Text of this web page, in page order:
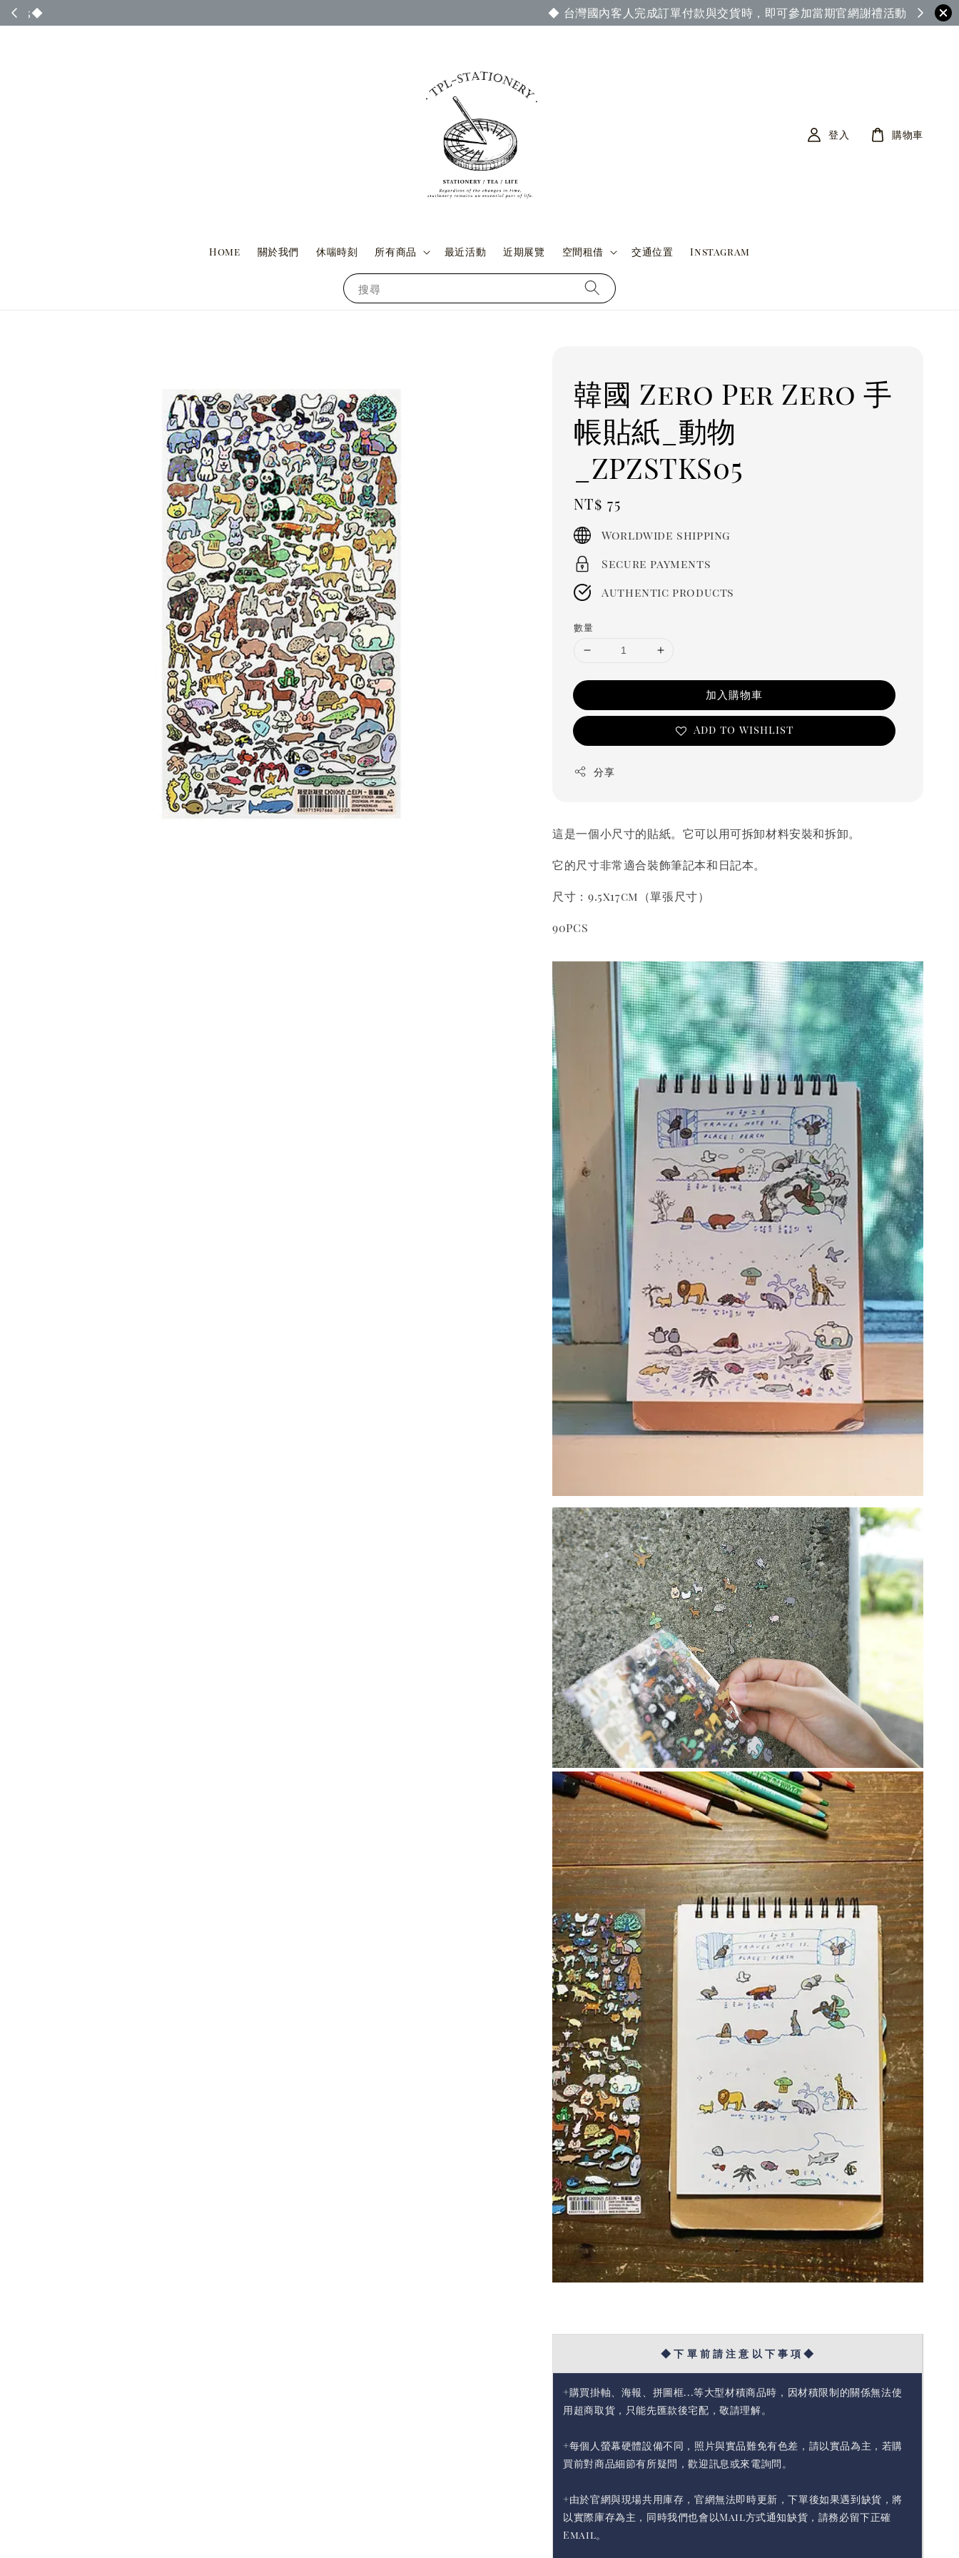
◆ 台灣國內客人完成訂單付款與交貨時，即可參加當期官網謝禮活動 ◆ (詳情請至茶筆巷FB查看)
搜尋
Home 關於我們 休喘時刻 所有商品 最近活動 近期展覽 空間租借 交通位置 Instagram
登入 購物車
韓國 Zero Per Zero 手
帳貼紙_動物
_ZPZSTKS05
Regular
price
NT$ 75
Worldwide shipping
Secure payments
Authentic products
數量
加入購物車
Add to wishlist
分享
這是一個小尺寸的貼紙。它可以用可拆卸材料安裝和拆卸。
它的尺寸非常適合裝飾筆記本和日記本。
尺寸：9.5x17cm（單張尺寸）
90PCS
◆ 下 單 前 請 注 意 以 下 事 項 ◆
+購買掛軸、海報、拼圖框...等大型材積商品時，因材積限制的關係無法使
用超商取貨，只能先匯款後宅配，敬請理解。
+每個人螢幕硬體設備不同，照片與實品難免有色差，請以實品為主，若購
買前對商品細節有所疑問，歡迎訊息或來電詢問。
+由於官網與現場共用庫存，官網無法即時更新，下單後如果遇到缺貨，將
以實際庫存為主，同時我們也會以Mail方式通知缺貨，請務必留下正確
Email。